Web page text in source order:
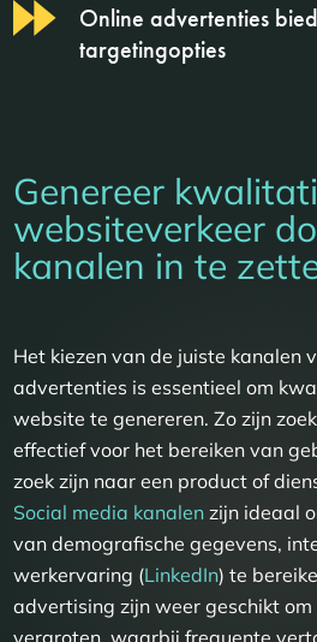
Online advertenties
targetingopties
Genereer
websiteverkeer
kanalen in te
Het kiezen van de juiste kanalen
advertenties is essentieel om
website te genereren. Zo zijn
effectief voor het bereiken van
zoek zijn naar een product of
Social media kanalen zijn ideaal
van demografische gegevens,
werkervaring (LinkedIn) te
advertising zijn weer geschikt
vergroten, waarbij frequente